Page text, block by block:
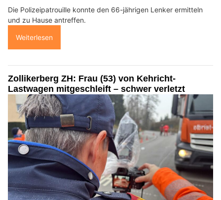
Die Polizeipatrouille konnte den 66-jährigen Lenker ermitteln
und zu Hause antreffen.
Weiterlesen
Zollikerberg ZH: Frau (53) von Kehricht-
Lastwagen mitgeschleift – schwer verletzt